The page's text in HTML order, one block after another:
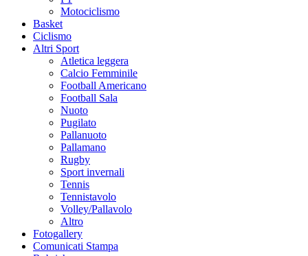
Motociclismo
Basket
Ciclismo
Altri Sport
Atletica leggera
Calcio Femminile
Football Americano
Football Sala
Nuoto
Pugilato
Pallanuoto
Pallamano
Rugby
Sport invernali
Tennis
Tennistavolo
Volley/Pallavolo
Altro
Fotogallery
Comunicati Stampa